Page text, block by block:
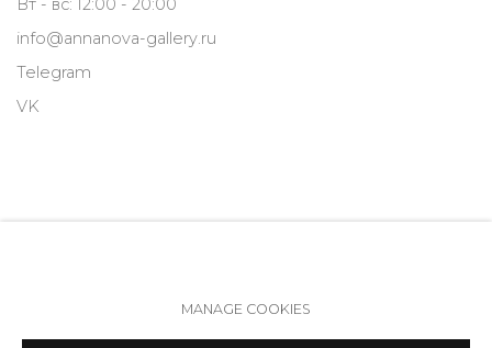
Вт - вс: 12:00 - 20:00
info@annanova-gallery.ru
Telegram
VK
MANAGE COOKIES